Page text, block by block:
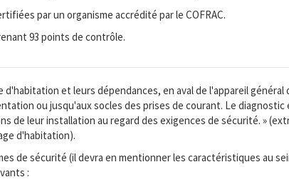
par un organisme accrédité par le COFRAC.
93 points de contrôle.
et leurs dépendances, en aval de l'appareil général
ou jusqu'aux socles des prises de courant. Le
leur installation au regard des exigences de sécurité. »
d'habitation).
de sécurité (il devra en mentionner les caractéristiques au
: